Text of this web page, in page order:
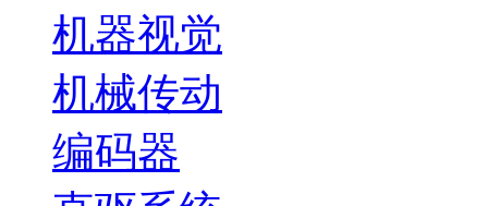
机器视觉
机械传动
编码器